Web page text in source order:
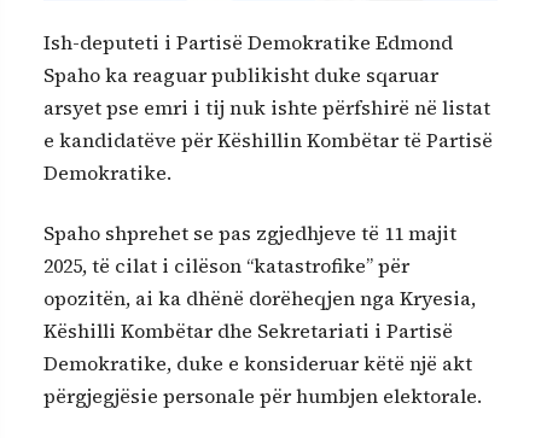
Ish-deputeti i Partisë Demokratike Edmond
Spaho ka reaguar publikisht duke sqaruar
arsyet pse emri i tij nuk ishte përfshirë në listat
e kandidatëve për Këshillin Kombëtar të Partisë
Demokratike.
Spaho shprehet se pas zgjedhjeve të 11 majit
2025, të cilat i cilëson “katastrofike” për
opozitën, ai ka dhënë dorëheqjen nga Kryesia,
Këshilli Kombëtar dhe Sekretariati i Partisë
Demokratike, duke e konsideruar këtë një akt
përgjegjësie personale për humbjen elektorale.